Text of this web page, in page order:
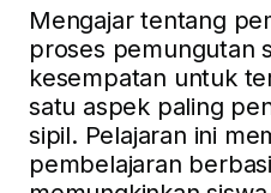
Mengajar tentang
proses pemungutan
kesempatan untuk
satu aspek paling
sipil. Pelajaran ini
pembelajaran